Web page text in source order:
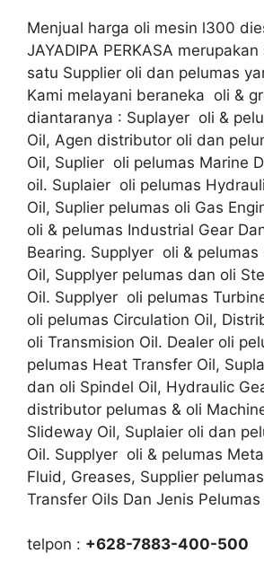
Menjual harga oli mesin l300
JAYADIPA PERKASA merupakan
satu Supplier oli dan pelumas
Kami melayani beraneka oli &
diantaranya : Suplayer oli &
Oil, Agen distributor oli dan
Oil, Suplier oli pelumas Marine
oil. Suplaier oli pelumas
Oil, Suplier pelumas oli Gas
oli & pelumas Industrial Gear
Bearing. Supplyer oli & pelumas
Oil, Supplyer pelumas dan oli
Oil. Supplyer oli pelumas
oli pelumas Circulation Oil,
oli Transmision Oil. Dealer oli
pelumas Heat Transfer Oil,
dan oli Spindel Oil, Hydraulic
distributor pelumas & oli
Slideway Oil, Suplaier oli dan
Oil. Supplyer oli & pelumas
Fluid, Greases, Supplier
Transfer Oils Dan Jenis
telpon : +628-7883-400-500